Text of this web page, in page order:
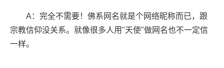
A：完全不需要！佛系网名就是个网络昵称而已，跟
宗教信仰没关系。就像很多人用"天使"做网名也不一定信
一样。